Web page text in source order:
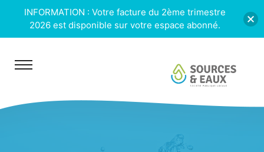
INFORMATION : Votre facture du 2ème trimestre
2026 est disponible sur votre espace abonné.